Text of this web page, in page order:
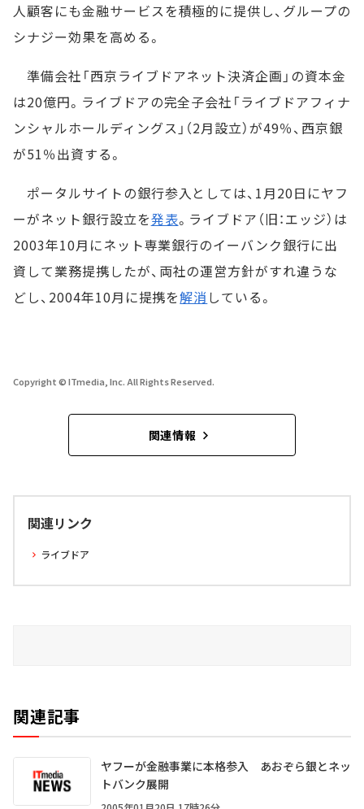
人顧客にも金融サービスを積極的に提供し、グループの
シナジー効果を高める。
準備会社「西京ライブドアネット決済企画」の資本金
は20億円。ライブドアの完全子会社「ライブドアフィナ
ンシャルホールディングス」（2月設立）が49％、西京銀
が51％出資する。
ポータルサイトの銀行参入としては、1月20日にヤフ
ーがネット銀行設立を発表。ライブドア（旧：エッジ）は
2003年10月にネット専業銀行のイーバンク銀行に出
資して業務提携したが、両社の運営方針がすれ違うな
どし、2004年10月に提携を解消 している。
Copyright © ITmedia, Inc. All Rights Reserved.
関連情報
関連リンク
ライブドア
関連記事
ヤフーが金融事業に本格参入 あおぞら銀とネッ
トバンク展開